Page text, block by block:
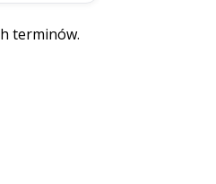
terminów.